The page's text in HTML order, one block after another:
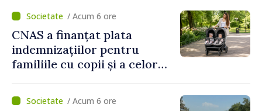
despre parcursul european
al Republicii Moldova.
/ Acum 6 ore
CNAS a finanțat plata
indemnizațiilor pentru
familiile cu copii și a celor
temporară de muncă
/ Acum 6 ore